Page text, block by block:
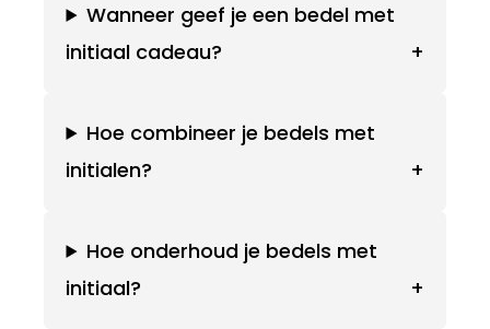
Wanneer geef je een bedel met
initiaal cadeau?
+
Hoe combineer je bedels met
initialen?
+
Hoe onderhoud je bedels met
initiaal?
+